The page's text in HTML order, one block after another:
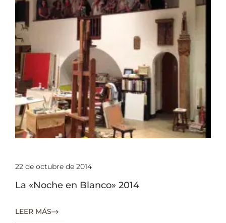
22 de octubre de 2014
La «Noche en Blanco» 2014
LEER MÁS